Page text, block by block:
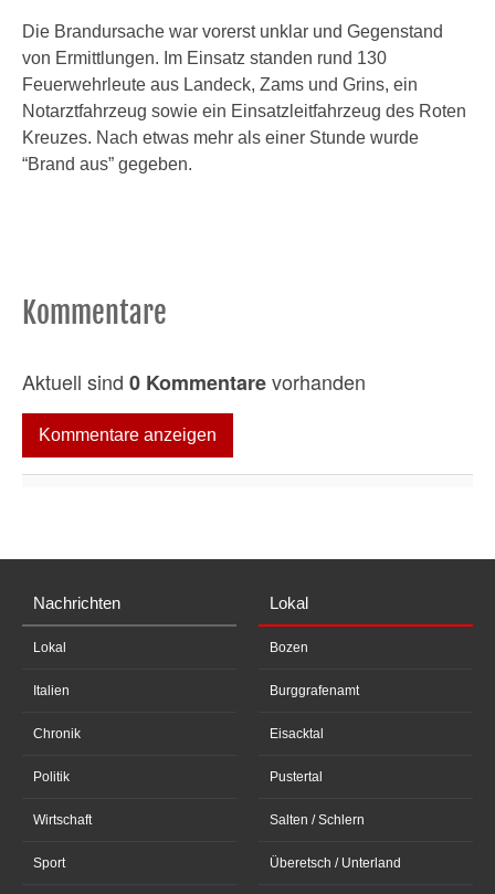
Die Brandursache war vorerst unklar und Gegenstand
von Ermittlungen. Im Einsatz standen rund 130
Feuerwehrleute aus Landeck, Zams und Grins, ein
Notarztfahrzeug sowie ein Einsatzleitfahrzeug des Roten
Kreuzes. Nach etwas mehr als einer Stunde wurde
“Brand aus” gegeben.
Kommentare
Aktuell sind 0 Kommentarevorhanden
Kommentare anzeigen
Nachrichten
Lokal
Italien
Chronik
Politik
Wirtschaft
Sport
Lokal
Bozen
Burggrafenamt
Eisacktal
Pustertal
Salten / Schlern
Überetsch / Unterland